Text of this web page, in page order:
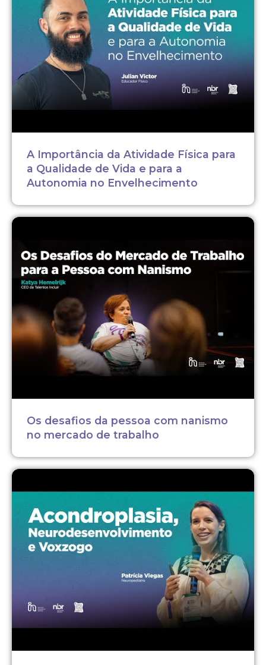
A Importância da Atividade Física para
a Qualidade de Vida e para a
Autonomia no Envelhecimento
Os desafios da pessoa com nanismo
no mercado de trabalho